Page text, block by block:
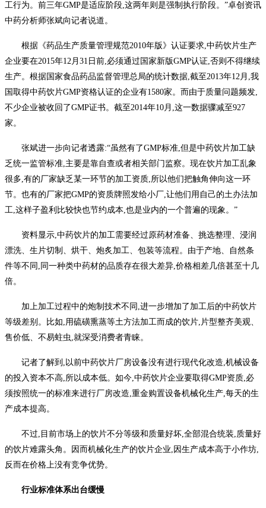
工行为。前三年GMP是适应阶段,这两年则是强制执行阶段。”卓创资讯
中药分析师张斌向记者说道。
根据《药品生产质量管理规范2010年版》认证要求,中药饮片生产
企业要在2015年12月31日前,必须通过国家新版GMP认证,否则不得继续
生产。根据国家食品药品监督管理总局的统计数据,截至2013年12月,我
国取得中药饮片GMP资格认证的企业有1580家。而由于质量问题频发,
不少企业被收回了GMP证书。截至2014年10月,这一数据骤减至927
家。
张斌进一步向记者透露:“虽然有了GMP标准,但是中药饮片加工缺
乏统一监管标准,主要是靠自查或者相关部门监察。现在饮片加工乱象
很多,有的厂家缺乏某一环节的加工资质,所以他们把触角伸向这一环
节。也有的厂家把GMP的资质牌照发给小厂,让他们用自己的土办法加
工,这样子盈利比较快也节约成本,也是业内的一个普遍的现象。”
资料显示,中药饮片的加工需要经过原药材准备、挑选整理、浸润
漂洗、生片切制、烘干、炮炙加工、包装等流程。由于产地、自然条
件等不同,同一种类中药材的品质存在很大差异,价格相差几倍甚至十几
倍。
加上加工过程中的炮制技术不同,进一步增加了加工后的中药饮片
等级差别。比如,用硫磺熏蒸等土方法加工而成的饮片,片型整齐美观、
售价低、不易蛀虫,就深受消费者青睐。
记者了解到,以前中药饮片厂房设备没有进行现代化改造,机械设备
的投入资本不高,所以成本低。如今,中药饮片企业要取得GMP资质,必
须按照统一的标准来进行厂房改造,重金购置设备机械化生产,每天的生
产成本提高。
不过,目前市场上的饮片不分等级和质量好坏,全部混合统装,质量好
的饮片难露头角。因而机械化生产的饮片企业,因生产成本高于小作坊,
反而在价格上没有竞争优势。
行业标准体系出台缓慢